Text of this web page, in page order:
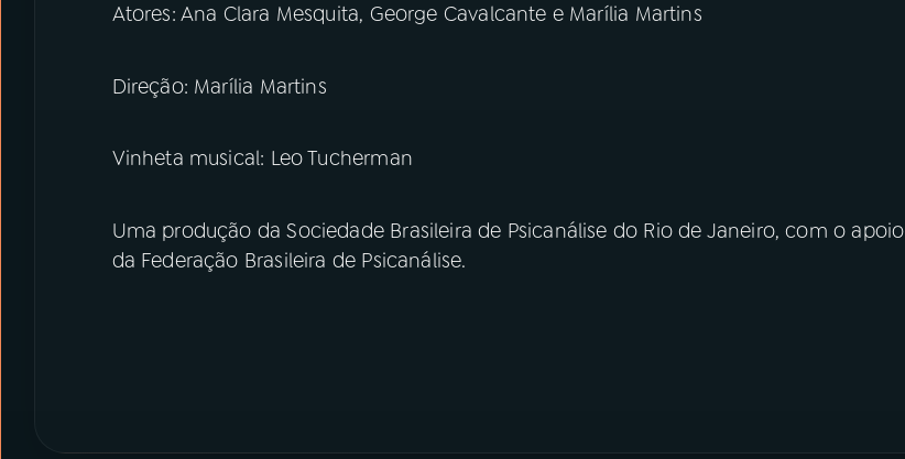
Atores: Ana Clara Mesquita, George Cavalcante e Marília Martins
Direção: Marília Martins
Vinheta musical: Leo Tucherman
Uma produção da Sociedade Brasileira de Psicanálise do Rio de Janeiro, com o apoio
da Federação Brasileira de Psicanálise.